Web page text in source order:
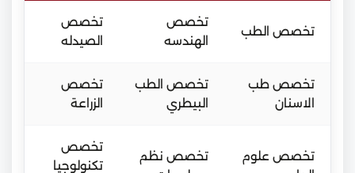
تخصص الطب
تخصص
الهندسه
تخصص
الصيدله
تخصص طب
الاسنان
تخصص الطب
البيطري
تخصص
الزراعة
تخصص علوم
تخصص نظم
تخصص
تكنولوجيا